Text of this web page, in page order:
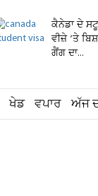
ਕੈਨੇਡਾ ਦੇ
ਵੀਜ਼ੇ ’ਤੇ
ਗੈਂਗ ਦਾ...
ਖੇਡ ਵਪਾਰ ਅੱਜ